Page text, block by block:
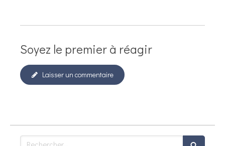
Soyez le premier à réagir
Laisser un commentaire
Rechercher